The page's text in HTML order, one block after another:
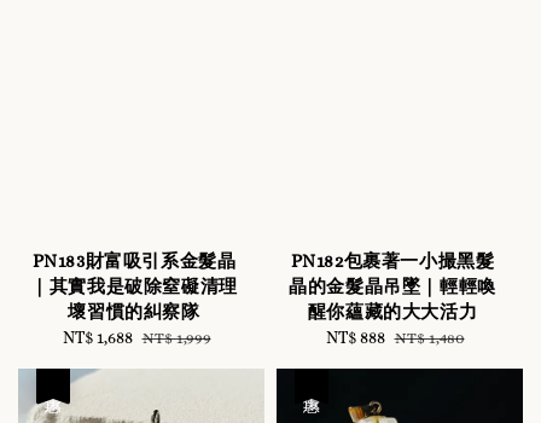
PN183財富吸引系金髮晶
｜其實我是破除窒礙清理
壞習慣的糾察隊
Sale
NT$ 1,688 Regular
NT$ 1,999
PN182包裹著一小撮黑髮
晶的金髮晶吊墜｜輕輕喚
醒你蘊藏的大大活力
Sale
NT$ 888 Regular
NT$ 1,480